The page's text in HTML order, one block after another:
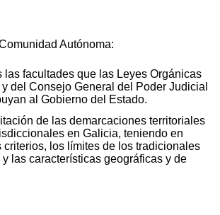
Autónoma:
las facultades que las Leyes Orgánicas
del Consejo General del Poder Judicial
al Gobierno del Estado.
de las demarcaciones territoriales
en Galicia, teniendo en
criterios, los límites de los tradicionales
las características geográficas y de